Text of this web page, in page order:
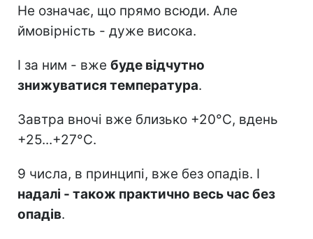
Не означає, що прямо всюди. Але
ймовірність - дуже висока.
І за ним - вже буде відчутно
знижуватися температура.
Завтра вночі вже близько +20°C, вдень
+25...+27°C.
9 числа, в принципі, вже без опадів. І
надалі - також практично весь час без
опадів.